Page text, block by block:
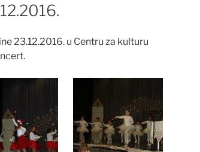
23.12.2016. u Centru za kulturu